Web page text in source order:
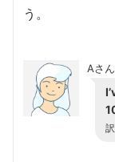
う。
Aさん